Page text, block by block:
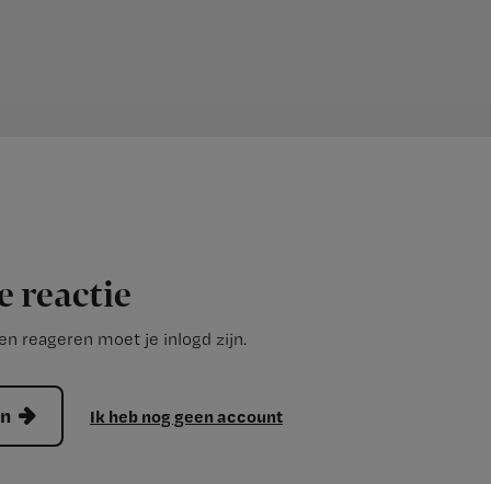
reactie
reageren moet je inlogd zijn.
Ik heb nog geen account